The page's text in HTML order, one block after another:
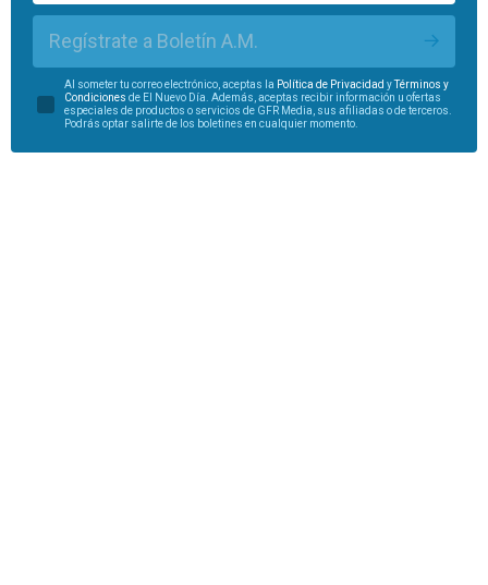
Regístrate a Boletín A.M.
Al someter tu correo electrónico, aceptas la Política de Privacidad yTérminos y
Condiciones de El Nuevo Día. Además, aceptas recibir información u ofertas
especiales de productos o servicios de GFR Media, sus afiliadas o de terceros.
Podrás optar salirte de los boletines en cualquier momento.